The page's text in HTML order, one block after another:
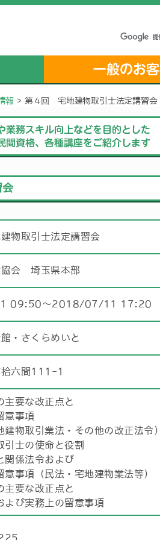
報 > 第４回 宅地建物取引士法定講習会
会
物取引士法定講習会
協会 埼玉県本部
09:50〜2018/07/11 17:20
・さくらめいと
拾六間111-1
主要な改正点と
意事項
建物取引業法・その他の改正法令）
引士の使命と役割
関係法令および
意事項（民法・宅地建物業法等）
主要な改正点と
よび実務上の留意事項